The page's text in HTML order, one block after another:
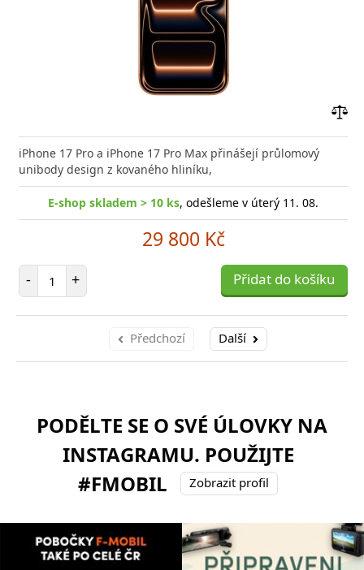
iPhone 17 Pro a iPhone 17 Pro Max přinášejí průlomový
unibody design z kovaného hliníku,
E-shop skladem > 10 ks, odešleme v úterý 11. 08.
29 800 Kč
- Počet položek
+ Přidat do košíku
Předchozí Další
PODĚLTE SE O SVÉ ÚLOVKY NA
INSTAGRAMU. POUŽIJTE
#FMOBIL
Zobrazit profil